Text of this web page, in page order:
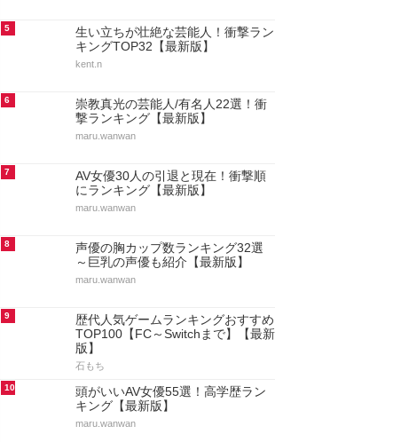
5
生い立ちが壮絶な芸能人！衝撃ラン
キングTOP32【最新版】
kent.n
6
崇教真光の芸能人/有名人22選！衝
撃ランキング【最新版】
maru.wanwan
7
AV女優30人の引退と現在！衝撃順
にランキング【最新版】
maru.wanwan
8
声優の胸カップ数ランキング32選
～巨乳の声優も紹介【最新版】
maru.wanwan
9
歴代人気ゲームランキングおすすめ
TOP100【FC～Switchまで】【最新
版】
石もち
10
頭がいいAV女優55選！高学歴ラン
キング【最新版】
maru.wanwan